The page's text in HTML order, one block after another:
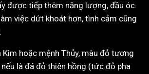
được tiếp thêm năng lượng, đầu óc
việc dứt khoát hơn, tình cảm cũng
hoặc mệnh Thủy, màu đỏ tương
nếu là đá đỏ thiên hồng (tức đỏ pha